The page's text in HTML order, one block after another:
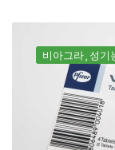
비아그라 성기